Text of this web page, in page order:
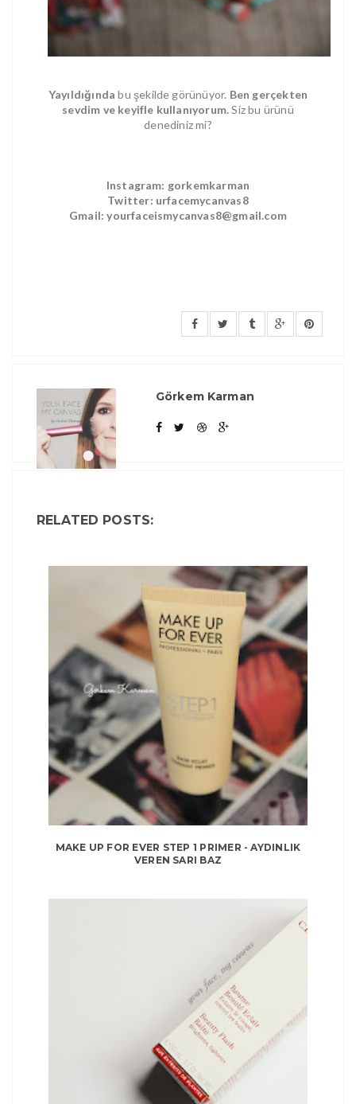
Yayıldığında bu şekilde görünüyor. Ben gerçekten
sevdim ve keyifle kullanıyorum.Siz bu ürünü
denediniz mi?
Instagram: gorkemkarman
Twitter: urfacemycanvas8
Gmail: yourfaceismycanvas8@gmail.com
Görkem Karman
RELATED POSTS:
MAKE UP FOR EVER STEP 1 PRIMER - AYDINLIK
VEREN SARI BAZ